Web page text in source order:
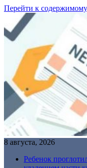
Перейти к содержимому
8 августа, 2026
Ребенок